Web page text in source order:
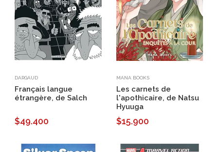
DARGAUD
Français langue
étrangère, de Salch
$49.400
MANA BOOKS
Les carnets de
l'apothicaire, de Natsu
Hyuuga
$15.900